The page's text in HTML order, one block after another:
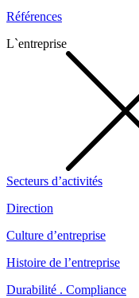
Références
L`entreprise
Secteurs d’activités
Direction
Culture d’entreprise
Histoire de l’entreprise
Durabilité . Compliance